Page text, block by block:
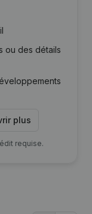
ou des détails
plus
requise.